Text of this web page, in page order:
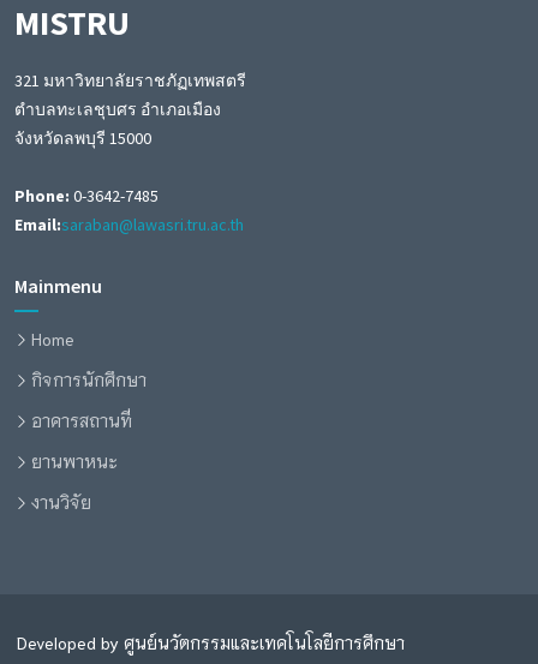
MISTRU
321 มหาวิทยาลัยราชภัฏเทพสตรี
ตำบลทะเลชุบศร อำเภอเมือง
จังหวัดลพบุรี 15000
Phone: 0-3642-7485
Email:saraban@lawasri.tru.ac.th
Mainmenu
Home
กิจการนักศึกษา
อาคารสถานที่
ยานพาหนะ
งานวิจัย
Developed by ศูนย์นวัตกรรมและเทคโนโลยีการศึกษา